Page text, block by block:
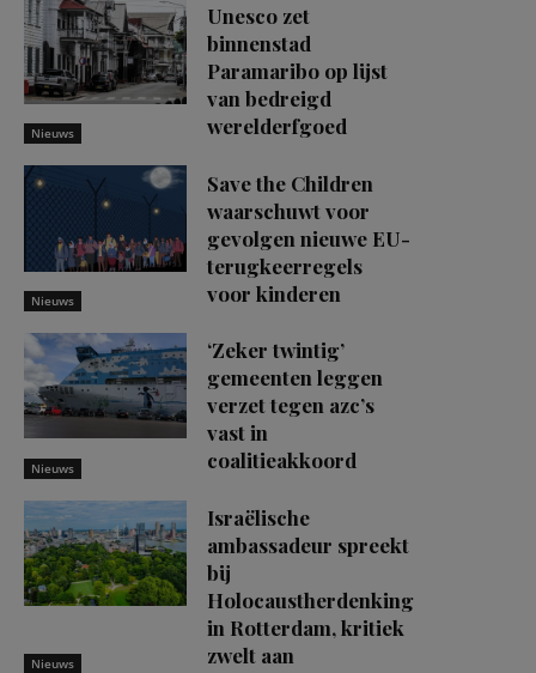
Nieuws
Unesco zet
binnenstad
Paramaribo op lijst
van bedreigd
werelderfgoed
Nieuws
Save the Children
waarschuwt voor
gevolgen nieuwe EU-
terugkeerregels
voor kinderen
Nieuws
‘Zeker twintig’
gemeenten leggen
verzet tegen azc’s
vast in
coalitieakkoord
Nieuws
Israëlische
ambassadeur spreekt
bij
Holocaustherdenking
in Rotterdam, kritiek
zwelt aan